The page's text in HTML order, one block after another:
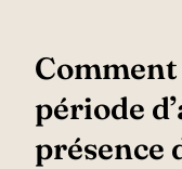
période
présence